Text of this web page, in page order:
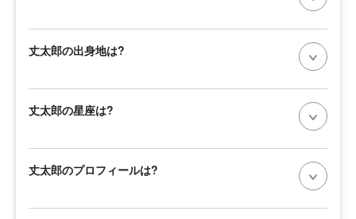
丈太郎の出身地は?
丈太郎の星座は?
丈太郎のプロフィールは?